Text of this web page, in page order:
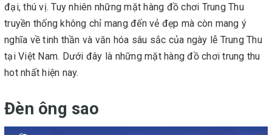
đại, thú vị. Tuy nhiên những mặt hàng đồ chơi Trung Thu
truyền thống không chỉ mang đến vẻ đẹp mà còn mang ý
nghĩa về tinh thần và văn hóa sâu sắc của ngày lễ Trung Thu
tại Việt Nam. Dưới đây là những mặt hàng đồ chơi trung thu
hot nhất hiện nay.
Đèn ông sao